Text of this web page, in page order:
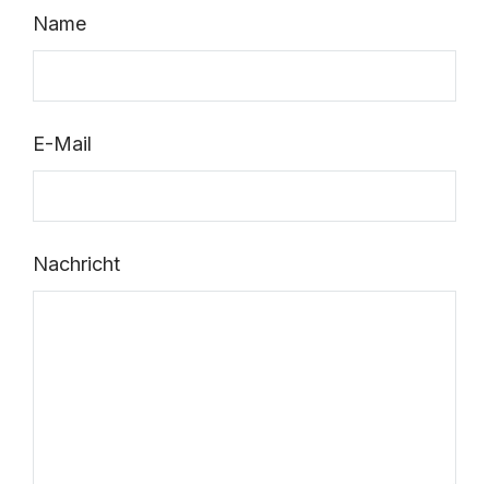
Name
E-Mail
Nachricht